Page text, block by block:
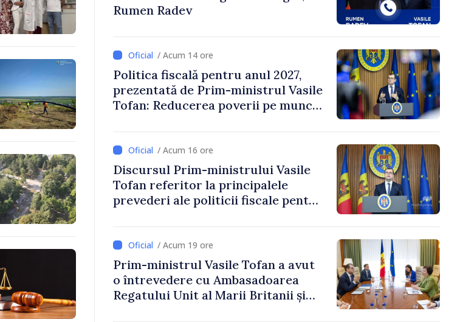
Rumen Radev
/ Acum 14 ore
Politica fiscală pentru anul 2027,
prezentată de Prim-ministrul Vasile
Tofan: Reducerea poverii pe muncă,
/ Acum 16 ore
Discursul Prim-ministrului Vasile
Tofan referitor la principalele
prevederi ale politicii fiscale pentru
/ Acum 19 ore
Prim-ministrul Vasile Tofan a avut
o întrevedere cu Ambasadoarea
Regatului Unit al Marii Britanii și